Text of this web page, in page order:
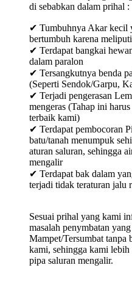
di sebabkan dalam prihal :
✔ Tumbuhnya Akar kecil
bertumbuh karena
✔ Terdapat bangkai
dalam paralon
✔ Tersangkutnya benda
(Seperti Sendok/Garpu,
✔ Terjadi pengerasan
mengeras (Tahap ini
terbaik kami)
✔ Terdapat pembocoran
batu/tanah menumpuk
aturan saluran, sehingga
mengalir
✔ Terdapat bak dalam
terjadi tidak teraturan jalu
Sesuai prihal yang kami
masalah penymbatan
Mampet/Tersumbat tanpa
kami, sehingga kami
pipa saluran mengalir.